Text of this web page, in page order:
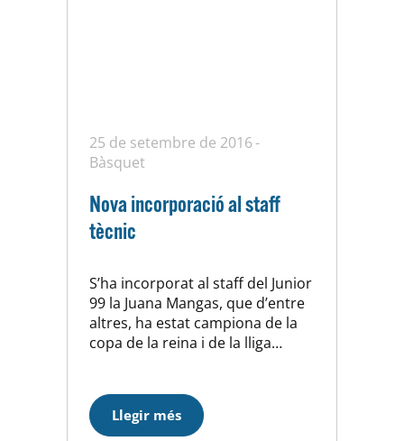
25 de setembre de 2016
Bàsquet
Nova incorporació al staff
tècnic
S’ha incorporat al staff del Junior
99 la Juana Mangas, que d’entre
altres, ha estat campiona de la
copa de la reina i de la lliga
etapa i no podem si no alegrar-
nos de tenir una persona amb el
Llegir més